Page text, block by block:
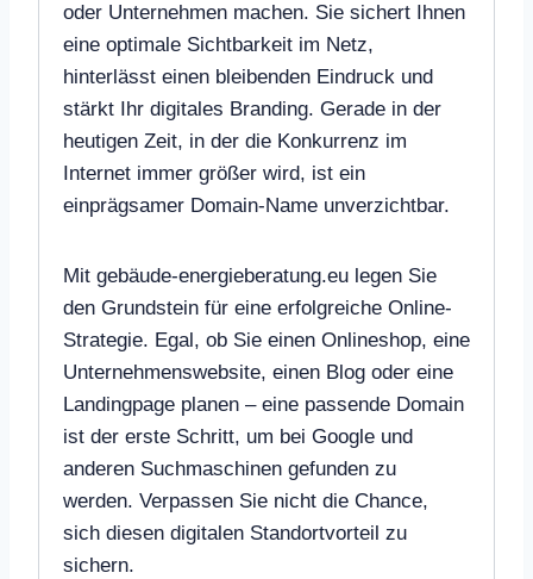
oder Unternehmen machen. Sie sichert Ihnen
eine optimale Sichtbarkeit im Netz,
hinterlässt einen bleibenden Eindruck und
stärkt Ihr digitales Branding. Gerade in der
heutigen Zeit, in der die Konkurrenz im
Internet immer größer wird, ist ein
einprägsamer Domain-Name unverzichtbar.
Mit gebäude-energieberatung.eu legen Sie
den Grundstein für eine erfolgreiche Online-
Strategie. Egal, ob Sie einen Onlineshop, eine
Unternehmenswebsite, einen Blog oder eine
Landingpage planen – eine passende Domain
ist der erste Schritt, um bei Google und
anderen Suchmaschinen gefunden zu
werden. Verpassen Sie nicht die Chance,
sich diesen digitalen Standortvorteil zu
sichern.